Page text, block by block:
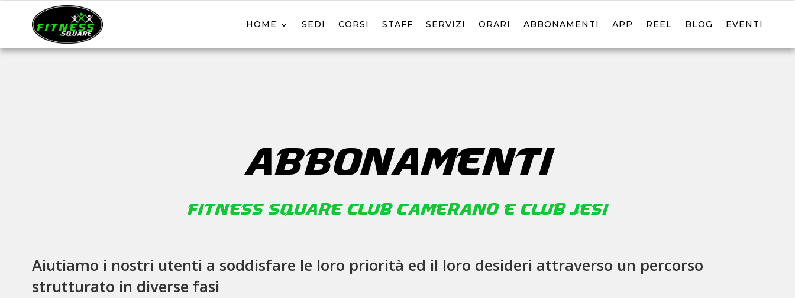
HOME SEDI CORSI STAFF SERVIZI ORARI ABBONAMENTI APP REEL BLOG EVENTI
ABBONAMENTI
Fitness Square Club Camerano e Club Jesi
Aiutiamo i nostri utenti a soddisfare le loro priorità ed il loro desideri attraverso un percorso
strutturato in diverse fasi